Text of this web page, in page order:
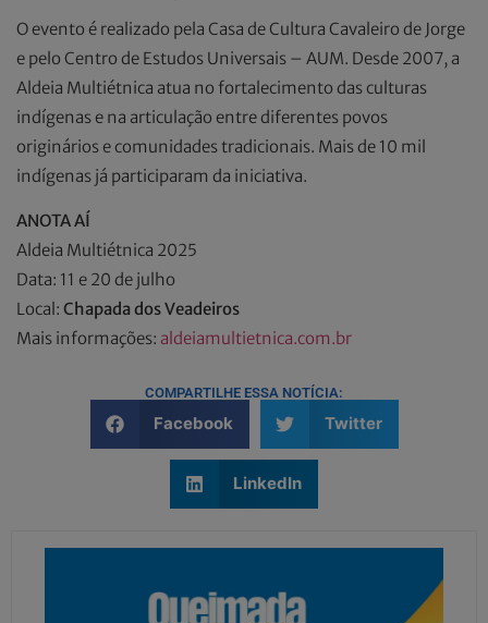
O evento é realizado pela Casa de Cultura Cavaleiro de Jorge
e pelo Centro de Estudos Universais – AUM. Desde 2007, a
Aldeia Multiétnica atua no fortalecimento das culturas
indígenas e na articulação entre diferentes povos
originários e comunidades tradicionais. Mais de 10 mil
indígenas já participaram da iniciativa.
ANOTA AÍ
Aldeia Multiétnica 2025
Data: 11 e 20 de julho
Local: Chapada dos Veadeiros
Mais informações: aldeiamultietnica.com.br
COMPARTILHE ESSA NOTÍCIA:
Facebook Twitter
LinkedIn